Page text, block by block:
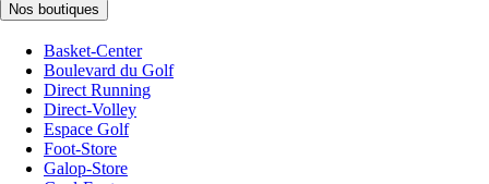
Nos boutiques
Basket-Center
Boulevard du Golf
Direct Running
Direct-Volley
Espace Golf
Foot-Store
Galop-Store